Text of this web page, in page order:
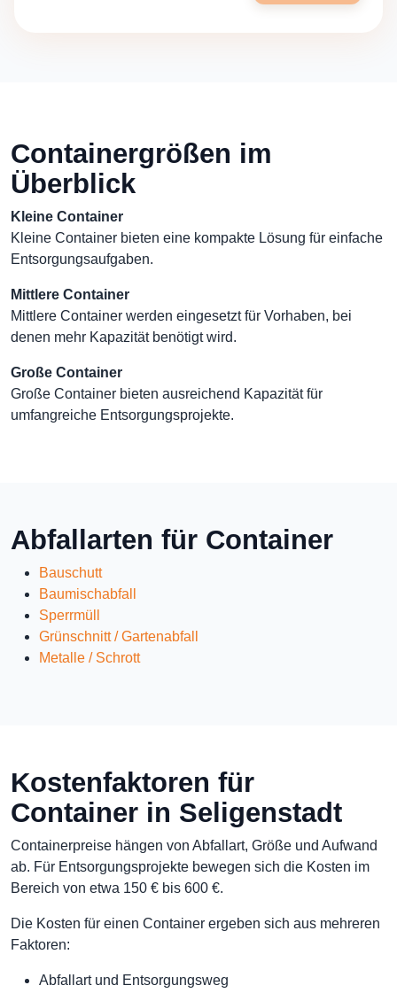
Containergrößen im
Überblick
Kleine Container
Kleine Container bieten eine kompakte Lösung für einfache
Entsorgungsaufgaben.
Mittlere Container
Mittlere Container werden eingesetzt für Vorhaben, bei
denen mehr Kapazität benötigt wird.
Große Container
Große Container bieten ausreichend Kapazität für
umfangreiche Entsorgungsprojekte.
Abfallarten für Container
Bauschutt
Baumischabfall
Sperrmüll
Grünschnitt / Gartenabfall
Metalle / Schrott
Kostenfaktoren für
Container in Seligenstadt
Containerpreise hängen von Abfallart, Größe und Aufwand
ab. Für Entsorgungsprojekte bewegen sich die Kosten im
Bereich von etwa 150 € bis 600 €.
Die Kosten für einen Container ergeben sich aus mehreren
Faktoren:
Abfallart und Entsorgungsweg